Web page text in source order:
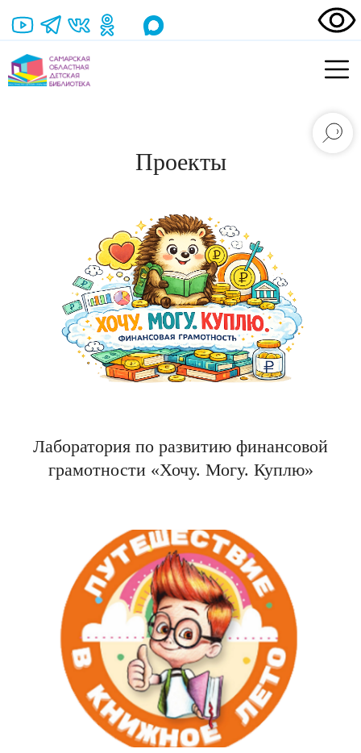
Проекты
Лаборатория по развитию финансовой
грамотности «Хочу. Могу. Куплю»